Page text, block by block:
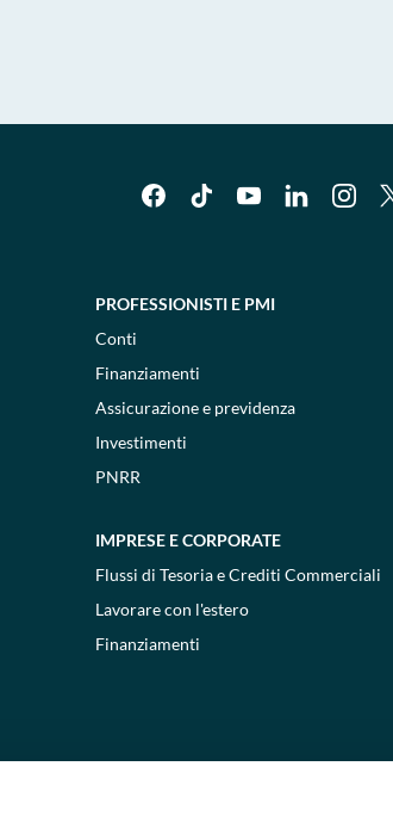
PROFESSIONISTI E PMI
Conti
Finanziamenti
Assicurazione e previdenza
Investimenti
PNRR
IMPRESE E CORPORATE
Flussi di Tesoria e Crediti Commerciali
Lavorare con l'estero
Finanziamenti